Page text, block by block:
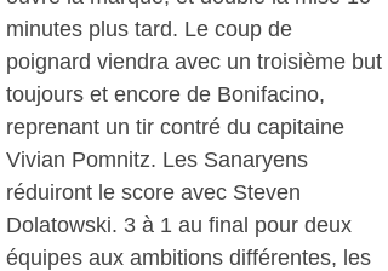
minutes plus tard. Le coup de
poignard viendra avec un troisième but
toujours et encore de Bonifacino,
reprenant un tir contré du capitaine
Vivian Pomnitz. Les Sanaryens
réduiront le score avec Steven
Dolatowski. 3 à 1 au final pour deux
équipes aux ambitions différentes, les